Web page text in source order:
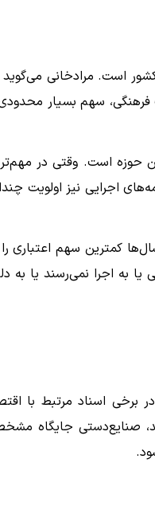
است. مرادخانی می‌گوید
فرهنگی، سهم بسیار
حوزه است. وقتی در
اجرایی نیز اولویت
کمترین سهم اعتباری را
به اجرا نمی‌رسند یا به
برخی اسناد مرتبط با
صنایع‌دستی جایگاه